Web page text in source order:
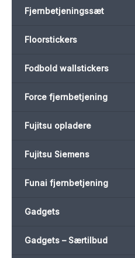
Fjernbetjeningssæt
Floorstickers
Fodbold wallstickers
Force fjernbetjening
Fujitsu opladere
Fujitsu Siemens
Funai fjernbetjening
Gadgets
Gadgets – Særtilbud